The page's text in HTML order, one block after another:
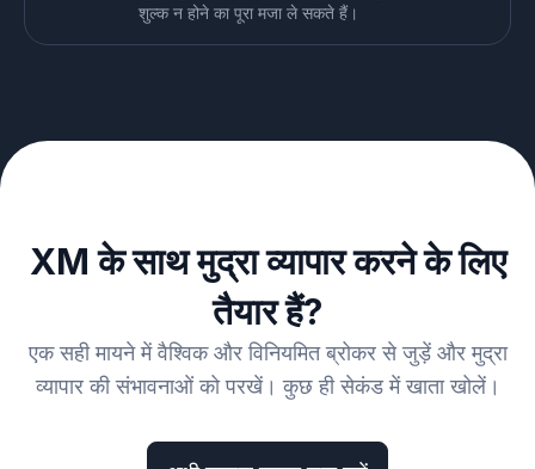
शुल्क न होने का पूरा मजा ले सकते हैं।
XM के साथ मुद्रा व्यापार करने के लिए
तैयार हैं?
एक सही मायने में वैश्विक और विनियमित ब्रोकर से जुड़ें और मुद्रा
व्यापार की संभावनाओं को परखें। कुछ ही सेकंड में खाता खोलें।